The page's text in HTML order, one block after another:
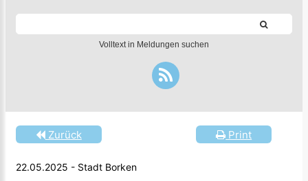
Volltext in Meldungen suchen
Print
Zurück
22.05.2025 - Stadt Borken